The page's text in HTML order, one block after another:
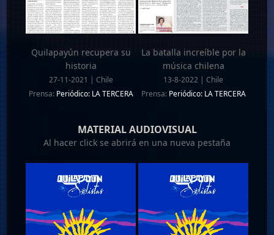
Quilapayún recupera su
historia
27-11-2021 | Chile
Prensa:Periódico: LA TERCERA
La batalla increíble por la
música chilena
13-8-2022 | Chile
Prensa:Periódico: LA TERCERA
MATERIAL AUDIOVISUAL
Al hacer click se abrirá en una nueva pestaña